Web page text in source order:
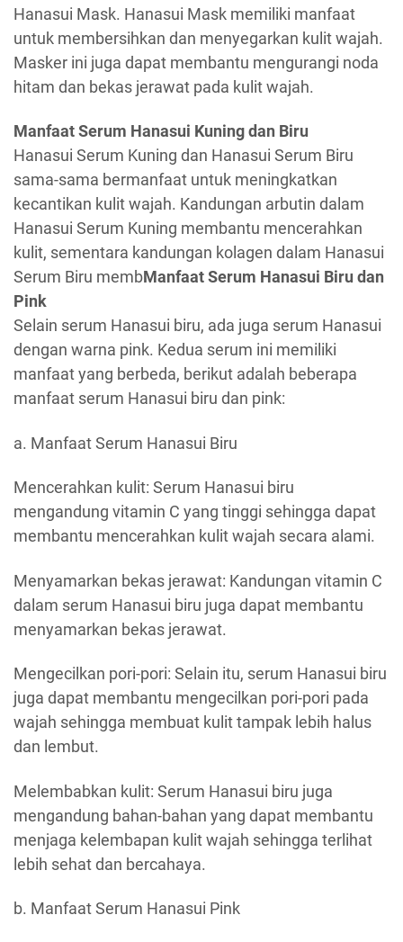
Hanasui Mask. Hanasui Mask memiliki manfaat
untuk membersihkan dan menyegarkan kulit wajah.
Masker ini juga dapat membantu mengurangi noda
hitam dan bekas jerawat pada kulit wajah.
Manfaat Serum Hanasui Kuning dan Biru
Hanasui Serum Kuning dan Hanasui Serum Biru
sama-sama bermanfaat untuk meningkatkan
kecantikan kulit wajah. Kandungan arbutin dalam
Hanasui Serum Kuning membantu mencerahkan
kulit, sementara kandungan kolagen dalam Hanasui
Serum Biru membManfaat Serum Hanasui Biru dan
Pink
Selain serum Hanasui biru, ada juga serum Hanasui
dengan warna pink. Kedua serum ini memiliki
manfaat yang berbeda, berikut adalah beberapa
manfaat serum Hanasui biru dan pink:
a. Manfaat Serum Hanasui Biru
Mencerahkan kulit: Serum Hanasui biru
mengandung vitamin C yang tinggi sehingga dapat
membantu mencerahkan kulit wajah secara alami.
Menyamarkan bekas jerawat: Kandungan vitamin C
dalam serum Hanasui biru juga dapat membantu
menyamarkan bekas jerawat.
Mengecilkan pori-pori: Selain itu, serum Hanasui biru
juga dapat membantu mengecilkan pori-pori pada
wajah sehingga membuat kulit tampak lebih halus
dan lembut.
Melembabkan kulit: Serum Hanasui biru juga
mengandung bahan-bahan yang dapat membantu
menjaga kelembapan kulit wajah sehingga terlihat
lebih sehat dan bercahaya.
b. Manfaat Serum Hanasui Pink